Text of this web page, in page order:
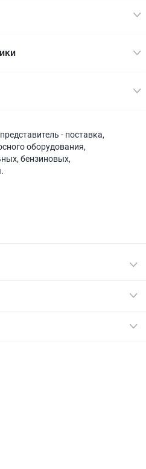
- поставка,
оборудования,
бензиновых,